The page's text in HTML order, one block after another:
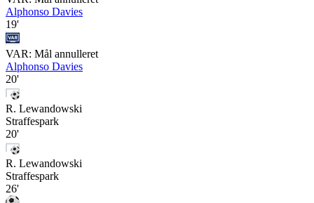
Alphonso Davies
19'
VAR: Mål annulleret
Alphonso Davies
20'
R. Lewandowski
Straffespark
20'
R. Lewandowski
Straffespark
26'